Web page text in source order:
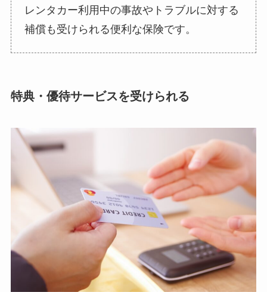
レンタカー利用中の事故やトラブルに対する
補償も受けられる便利な保険です。
特典・優待サービスを受けられる